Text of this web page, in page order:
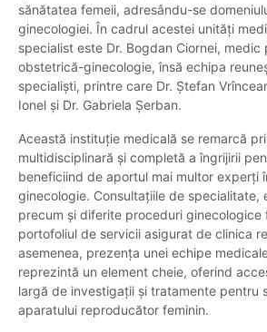
sănătatea femeii, adresându-se
ginecologiei. În cadrul acestei unități
specialist este Dr. Bogdan Ciornei, medic
obstetrică-ginecologie, însă echipa
specialiști, printre care Dr. Ștefan
Ionel și Dr. Gabriela Șerban.
Această instituție medicală se remarcă
multidisciplinară și completă a îngrijirii
beneficiind de aportul mai multor experți
ginecologie. Consultațiile de specialitate,
precum și diferite proceduri ginecologice
portofoliul de servicii asigurat de clinica
asemenea, prezența unei echipe
reprezintă un element cheie, oferind
largă de investigații și tratamente pentru
aparatului reproducător feminin.